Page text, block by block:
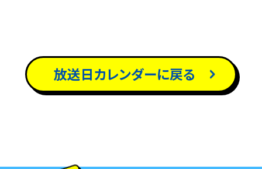
放送日カレンダーに戻る